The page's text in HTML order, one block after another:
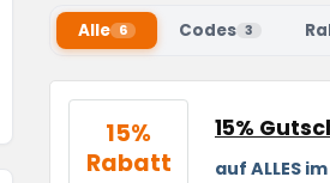
Alle 6 Codes 3
15%
Rabatt
15%
auf ALLES